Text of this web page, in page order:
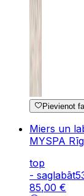
Pievienot
Miers un
MYSPA
top
- saglabāt
85,00 €